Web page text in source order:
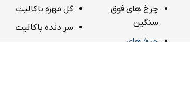
چرخ های فوق
سنگین
چرخ های
گل مهره باکالیت
سر دنده باکالیت